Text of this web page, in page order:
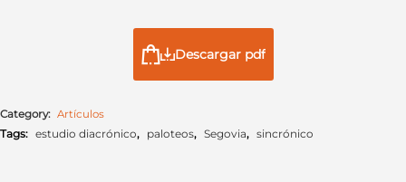
Descargar pdf
Category: Artículos
Tags: estudio diacrónico, paloteos, Segovia, sincrónico